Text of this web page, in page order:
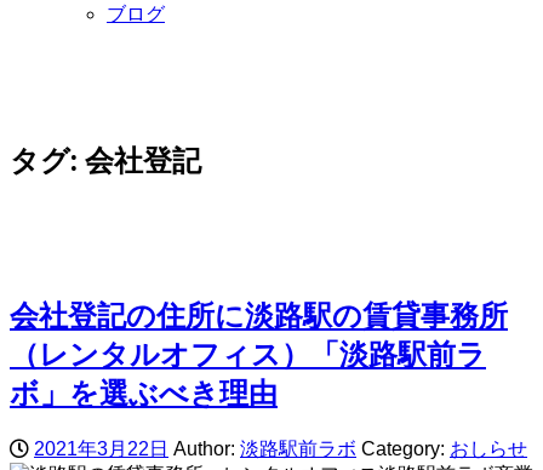
ブログ
タグ: 会社登記
会社登記の住所に淡路駅の賃貸事務所
（レンタルオフィス）「淡路駅前ラ
ボ」を選ぶべき理由
2021年3月22日 Author: 淡路駅前ラボ Category: おしらせ